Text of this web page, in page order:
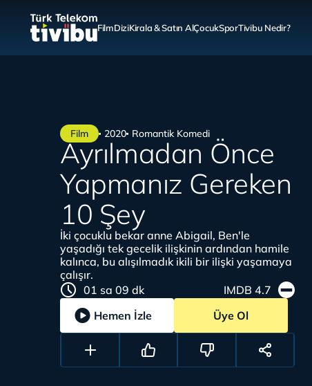
FilmDiziKirala & Satın AlÇocukSporTivibu Nedir?
Film 2020 Romantik Komedi
Ayrılmadan Önce
Yapmanız Gereken
10 Şey
İki çocuklu bekar anne Abigail, Ben'le
yaşadığı tek gecelik ilişkinin ardından hamile
kalınca, bu alışılmadık ikili bir ilişki yaşamaya
çalışır.
01 sa 09 dk
IMDB 4.7
Hemen İzle
Üye Ol